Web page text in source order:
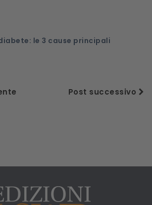
le 3 cause principali
Post successivo